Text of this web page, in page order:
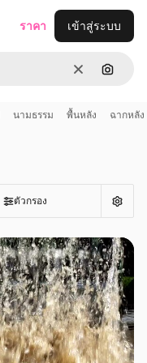
ชัดเจนค้นหา
ราคา เข้าสู่ระบบ
นามธรรม พื้นหลัง ฉากหลัง
ตัวกรอง